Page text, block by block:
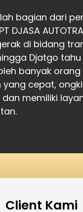
bagian dari
DJASA
di bidang
Djatgo
banyak orang
yang cepat,
memiliki
Client Kami